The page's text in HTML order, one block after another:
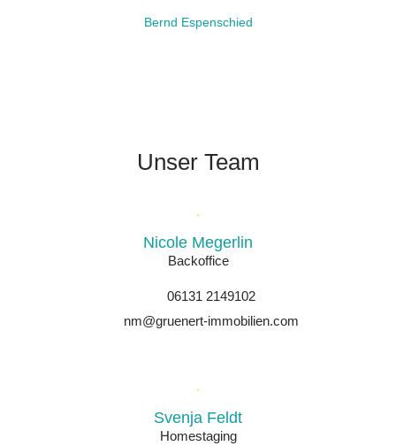
Bernd Espenschied
Unser Team
Nicole Megerlin
Backoffice
06131 2149102
nm@gruenert-immobilien.com
Svenja Feldt
Homestaging